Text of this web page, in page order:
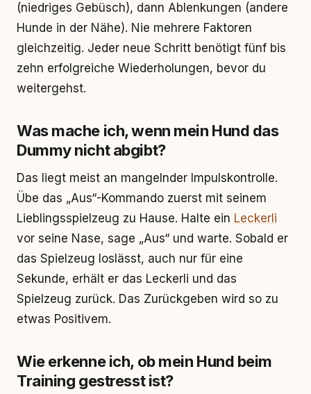
(niedriges Gebüsch), dann Ablenkungen (andere
Hunde in der Nähe). Nie mehrere Faktoren
gleichzeitig. Jeder neue Schritt benötigt fünf bis
zehn erfolgreiche Wiederholungen, bevor du
weitergehst.
Was mache ich, wenn mein Hund das
Dummy nicht abgibt?
Das liegt meist an mangelnder Impulskontrolle.
Übe das „Aus“-Kommando zuerst mit seinem
Lieblingsspielzeug zu Hause. Halte ein Leckerli
vor seine Nase, sage „Aus“ und warte. Sobald er
das Spielzeug loslässt, auch nur für eine
Sekunde, erhält er das Leckerli und das
Spielzeug zurück. Das Zurückgeben wird so zu
etwas Positivem.
Wie erkenne ich, ob mein Hund beim
Training gestresst ist?